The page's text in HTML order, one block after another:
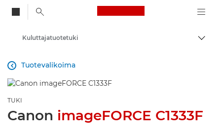
Canon Logo, back
Kuluttajatuotetuki
Tuotevalikoima

TUKI
Canon imageFORCE C1333F